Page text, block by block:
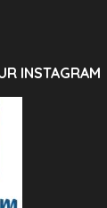
INSTAGRAM